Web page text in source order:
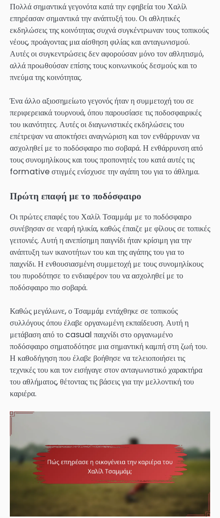
Πολλά σημαντικά γεγονότα κατά την εφηβεία του Χαλίλ
επηρέασαν σημαντικά την ανάπτυξή του. Οι αθλητικές
εκδηλώσεις της κοινότητας συχνά συγκέντρωναν τους τοπικούς
νέους, προάγοντας μια αίσθηση φιλίας και ανταγωνισμού.
Αυτές οι συγκεντρώσεις δεν αφορούσαν μόνο τον αθλητισμό,
αλλά προωθούσαν επίσης τους κοινωνικούς δεσμούς και το
πνεύμα της κοινότητας.
Ένα άλλο αξιοσημείωτο γεγονός ήταν η συμμετοχή του σε
περιφερειακά τουρνουά, όπου παρουσίασε τις ποδοσφαιρικές
του ικανότητες. Αυτές οι διαγωνιστικές εκδηλώσεις του
επέτρεψαν να αποκτήσει αναγνώριση και τον ενθάρρυναν να
ασχοληθεί με το ποδόσφαιρο πιο σοβαρά. Η ενθάρρυνση από
τους συνομηλίκους και τους προπονητές του κατά αυτές τις
formative στιγμές ενίσχυσε την αγάπη του για το άθλημα.
Πρώτη επαφή με το ποδόσφαιρο
Οι πρώτες επαφές του Χαλίλ Τσαμμάμ με το ποδόσφαιρο
συνέβησαν σε νεαρή ηλικία, καθώς έπαιζε με φίλους σε τοπικές
γειτονιές. Αυτή η ανεπίσημη παιγνίδι ήταν κρίσιμη για την
ανάπτυξη των ικανοτήτων του και της αγάπης του για το
παιχνίδι. Η ενθουσιασμένη συμμετοχή με τους συνομηλίκους
του πυροδότησε το ενδιαφέρον του να ασχοληθεί με το
ποδόσφαιρο πιο σοβαρά.
Καθώς μεγάλωνε, ο Τσαμμάμ εντάχθηκε σε τοπικούς
συλλόγους όπου έλαβε οργανωμένη εκπαίδευση. Αυτή η
μετάβαση από το casual παιχνίδι στο οργανωμένο
ποδόσφαιρο σηματοδότησε μια σημαντική καμπή στη ζωή του.
Η καθοδήγηση που έλαβε βοήθησε να τελειοποιήσει τις
τεχνικές του και τον εισήγαγε στον ανταγωνιστικό χαρακτήρα
του αθλήματος, θέτοντας τις βάσεις για την μελλοντική του
καριέρα.